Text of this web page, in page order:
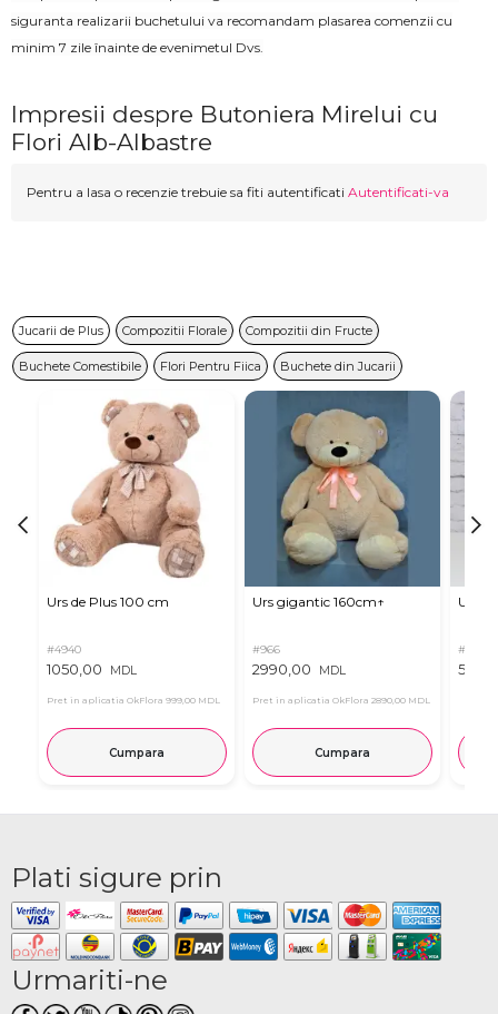
siguranta realizarii buchetului va recomandam plasarea comenzii cu
minim 7 zile înainte de evenimetul Dvs.
Impresii despre Butoniera Mirelui cu
Flori Alb-Albastre
Pentru a lasa o recenzie trebuie sa fiti autentificati Autentificati-va
Jucarii de Plus Compozitii Florale Compozitii din Fructe
Buchete Comestibile Flori Pentru Fiica Buchete din Jucarii
Urs de Plus 100 cm
#4940
1050,00 MDL
Pret in aplicatia OkFlora 999,00 MDL
Cumpara
Urs gigantic 160cm↑
#966
2990,00 MDL
Pret in aplicatia OkFlora 2890,00 MDL
Cumpara
Urs
#11
Plati sigure prin
Urmariti-ne